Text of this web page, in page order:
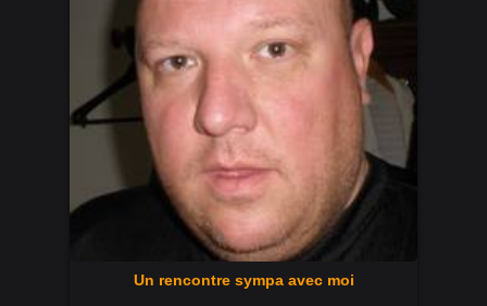
Un rencontre sympa avec moi